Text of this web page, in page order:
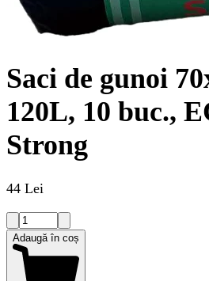
Saci de gunoi
120L, 10 buc.,
Strong
44 Lei
Adaugă în coș